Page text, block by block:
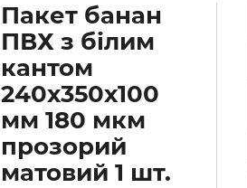
Пакет банан
ПВХ з білим
кантом
240х350х100
мм 180 мкм
прозорий
матовий 1 шт.